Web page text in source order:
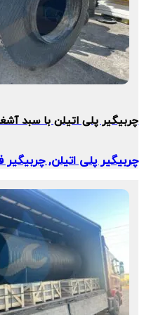
چربیگیر پلی اتیلن با سبد
چربیگیر پلی اتیلن,